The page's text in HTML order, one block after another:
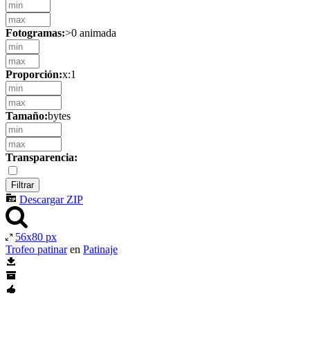
Fotogramas:>0 animada
Proporción:x:1
Tamaño:bytes
Transparencia:
Descargar ZIP
56x80 px
Trofeo patinaren Patinaje